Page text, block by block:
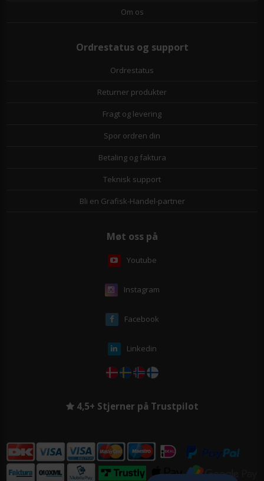
Om os
Ordrestatus og support
Ordrestatus
Returner produkter
Fragt og levering
Spor ordren din
Betaling og faktura
Teknisk support
Bli en Grafisk-Handel-partner
Møt oss på
Youtube
Instagram
Facebook
Linkedin
4,5+ Stjerner på Trustpilot